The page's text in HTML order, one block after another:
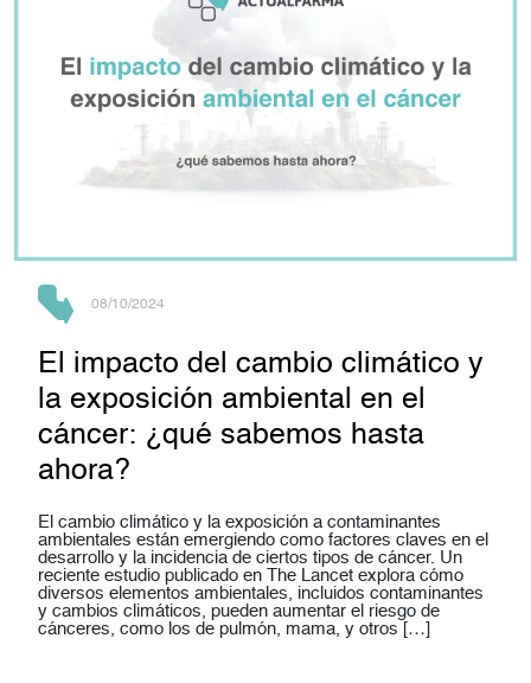
08/10/2024
El impacto del cambio climático y
la exposición ambiental en el
cáncer: ¿qué sabemos hasta
ahora?
El cambio climático y la exposición a contaminantes
ambientales están emergiendo como factores claves en el
desarrollo y la incidencia de ciertos tipos de cáncer. Un
reciente estudio publicado en The Lancet explora cómo
diversos elementos ambientales, incluidos contaminantes
y cambios climáticos, pueden aumentar el riesgo de
cánceres, como los de pulmón, mama, y otros […]